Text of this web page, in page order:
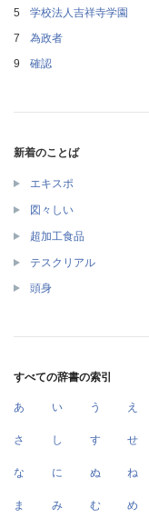
学校法人吉祥寺学園
為政者
確認
新着のことば
エキスポ
図々しい
超加工食品
テスクリアル
頭身
すべての辞書の索引
あ い う え
さ し す せ
な に ぬ ね
ま み む め